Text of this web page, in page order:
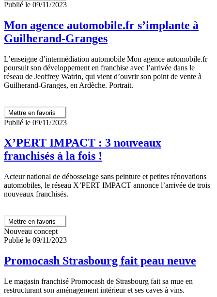
Publié le 09/11/2023
Mon agence automobile.fr s’implante à
Guilherand-Granges
L’enseigne d’intermédiation automobile Mon agence automobile.fr
poursuit son développement en franchise avec l’arrivée dans le
réseau de Jeoffrey Watrin, qui vient d’ouvrir son point de vente à
Guilherand-Granges, en Ardèche. Portrait.
Mettre en favoris
Publié le 09/11/2023
X’PERT IMPACT : 3 nouveaux
franchisés à la fois !
Acteur national de débosselage sans peinture et petites rénovations
automobiles, le réseau X’PERT IMPACT annonce l’arrivée de trois
nouveaux franchisés.
Mettre en favoris
Nouveau concept
Publié le 09/11/2023
Promocash Strasbourg fait peau neuve
Le magasin franchisé Promocash de Strasbourg fait sa mue en
restructurant son aménagement intérieur et ses caves à vins.